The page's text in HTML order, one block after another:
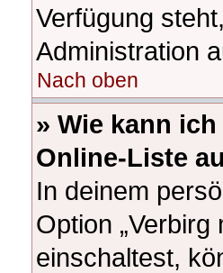
Verfügung
Administration
Nach oben
» Wie kann
Online-Liste
In deinem
Option
einschaltest,